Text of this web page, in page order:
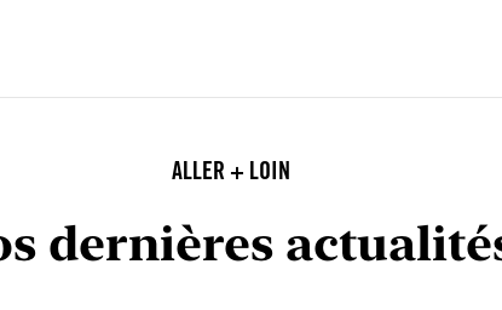
ALLER + LOIN
dernières